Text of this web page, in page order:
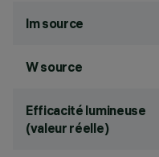
lm source
W source
Efficacité lumineuse
(valeur réelle)